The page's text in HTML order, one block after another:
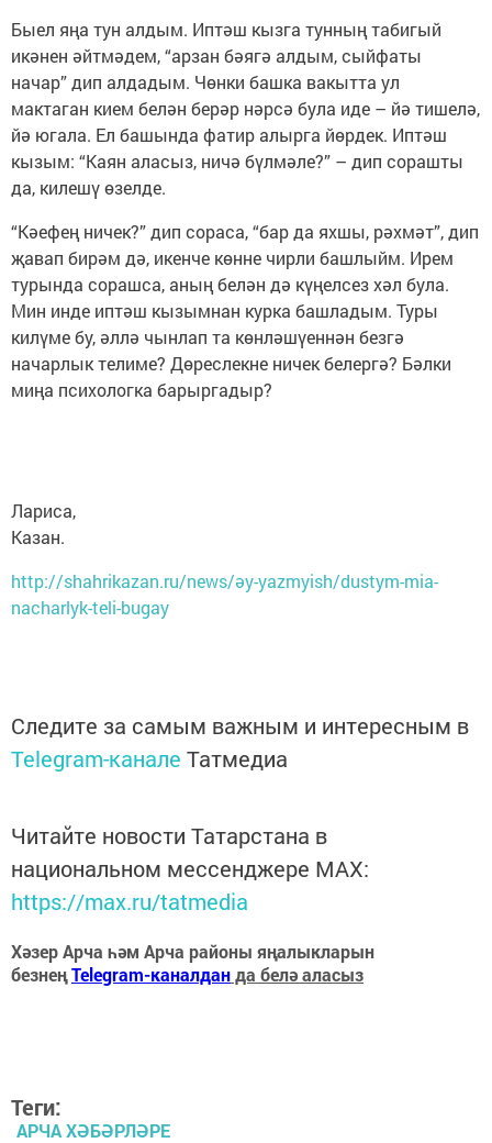
Быел яңа тун алдым. Иптәш кызга тунның табигый
икәнен әйтмәдем, “арзан бәягә алдым, сыйфаты
начар” дип алдадым. Чөнки башка вакытта ул
мактаган кием белән берәр нәрсә була иде – йә тишелә,
йә югала. Ел башында фатир алырга йөрдек. Иптәш
кызым: “Каян аласыз, ничә бүлмәле?” – дип сорашты
да, килешү өзелде.
“Кәефең ничек?” дип сораса, “бар да яхшы, рәхмәт”, дип
җавап бирәм дә, икенче көнне чирли башлыйм. Ирем
турында сорашса, аның белән дә күңелсез хәл була.
Мин инде иптәш кызымнан курка башладым. Туры
килүме бу, әллә чынлап та көнләшүеннән безгә
начарлык телиме? Дөреслекне ничек белергә? Бәлки
миңа психологка барыргадыр?
Лариса,
Казан.
http://shahrikazan.ru/news/әy-yazmyish/dustym-mia-
nacharlyk-teli-bugay
Следите за самым важным и интересным в
Telegram-канале Татмедиа
Читайте новости Татарстана в
национальном мессенджере MАХ:
https://max.ru/tatmedia
Хәзер Арча һәм Арча районы яңалыкларын
безнеңTelegram-каналданда белә аласыз
Теги:
АРЧА ХӘБӘРЛӘРЕ